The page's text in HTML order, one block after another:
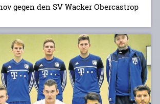
gegen den SV Wacker Obercastrop